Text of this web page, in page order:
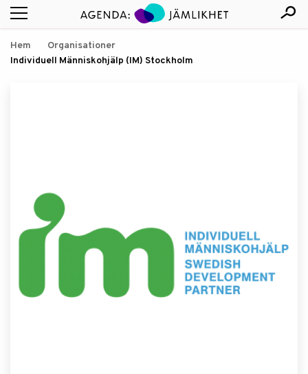
Hem
Organisationer
Individuell Människohjälp (IM) Stockholm